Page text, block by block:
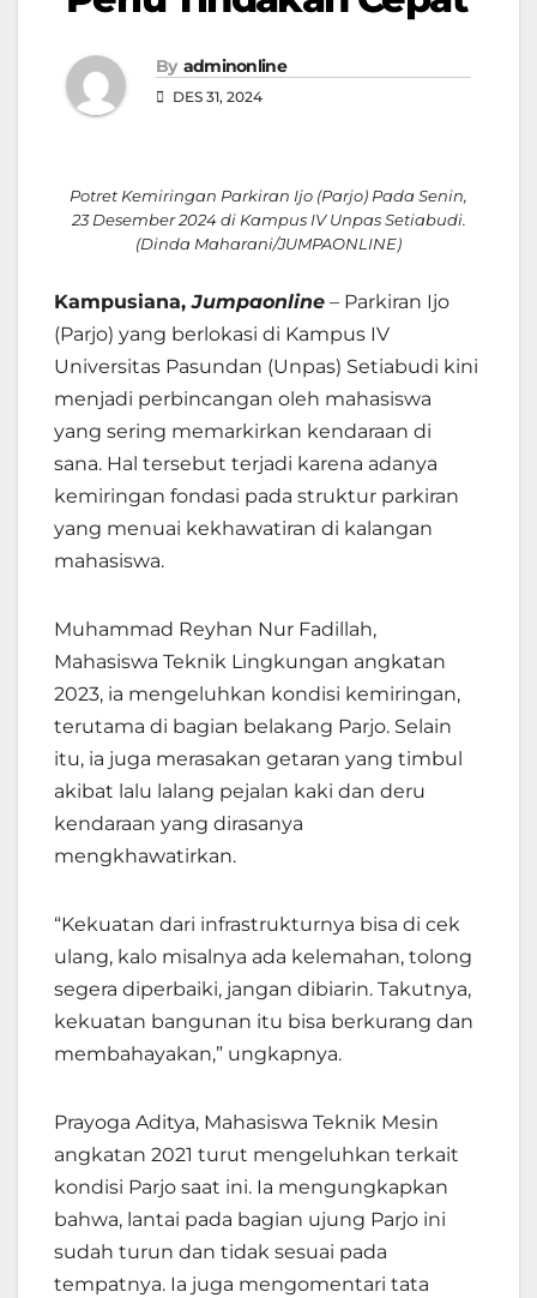
By adminonline
DES 31, 2024
Potret Kemiringan Parkiran Ijo (Parjo) Pada Senin,
23 Desember 2024 di Kampus IV Unpas Setiabudi.
(Dinda Maharani/JUMPAONLINE)
Kampusiana,Jumpaonline – Parkiran Ijo
(Parjo) yang berlokasi di Kampus IV
Universitas Pasundan (Unpas) Setiabudi kini
menjadi perbincangan oleh mahasiswa
yang sering memarkirkan kendaraan di
sana. Hal tersebut terjadi karena adanya
kemiringan fondasi pada struktur parkiran
yang menuai kekhawatiran di kalangan
mahasiswa.
Muhammad Reyhan Nur Fadillah,
Mahasiswa Teknik Lingkungan angkatan
2023, ia mengeluhkan kondisi kemiringan,
terutama di bagian belakang Parjo. Selain
itu, ia juga merasakan getaran yang timbul
akibat lalu lalang pejalan kaki dan deru
kendaraan yang dirasanya
mengkhawatirkan.
“Kekuatan dari infrastrukturnya bisa di cek
ulang, kalo misalnya ada kelemahan, tolong
segera diperbaiki, jangan dibiarin. Takutnya,
kekuatan bangunan itu bisa berkurang dan
membahayakan,” ungkapnya.
Prayoga Aditya, Mahasiswa Teknik Mesin
angkatan 2021 turut mengeluhkan terkait
kondisi Parjo saat ini. Ia mengungkapkan
bahwa, lantai pada bagian ujung Parjo ini
sudah turun dan tidak sesuai pada
tempatnya. Ia juga mengomentari tata